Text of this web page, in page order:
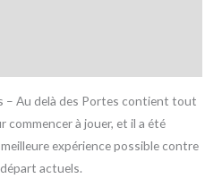
– Au delà des Portes contient tout
commencer à jouer, et il a été
expérience possible contre
actuels.